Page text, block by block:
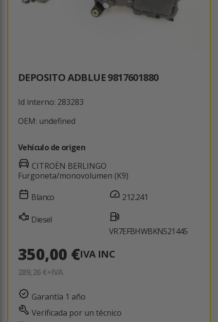
DEPOSITO ADBLUE 9817601880
Id interno: 283283
OEM: undefined
Vehículo de origen
CITROËN BERLINGO
Furgoneta/monovolumen (K9)
Blanco
Diesel
212.241
VR7EFBHWBKN521445
350,00 €IVA INC
289,26 €+IVA
Garantía 1 año
Verificada por un técnico